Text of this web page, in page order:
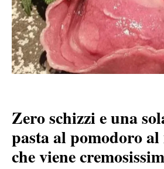
Zero schizzi e una
pasta al pomodoro
che viene